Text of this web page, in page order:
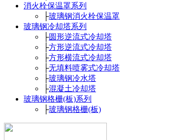
消火栓保温罩系列
├玻璃钢消火栓保温罩
玻璃钢冷却塔系列
├圆形逆流式冷却塔
├方形逆流式冷却塔
├方形横流式冷却塔
├无填料喷雾式冷却塔
├玻璃钢冷水塔
├混凝土冷却塔
玻璃钢格栅(板)系列
├玻璃钢格栅(板)